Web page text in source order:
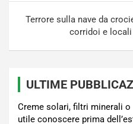
Terrore sulla nave da
corridoi e locali
ULTIME
Creme solari, filtri minerali
utile conoscere prima